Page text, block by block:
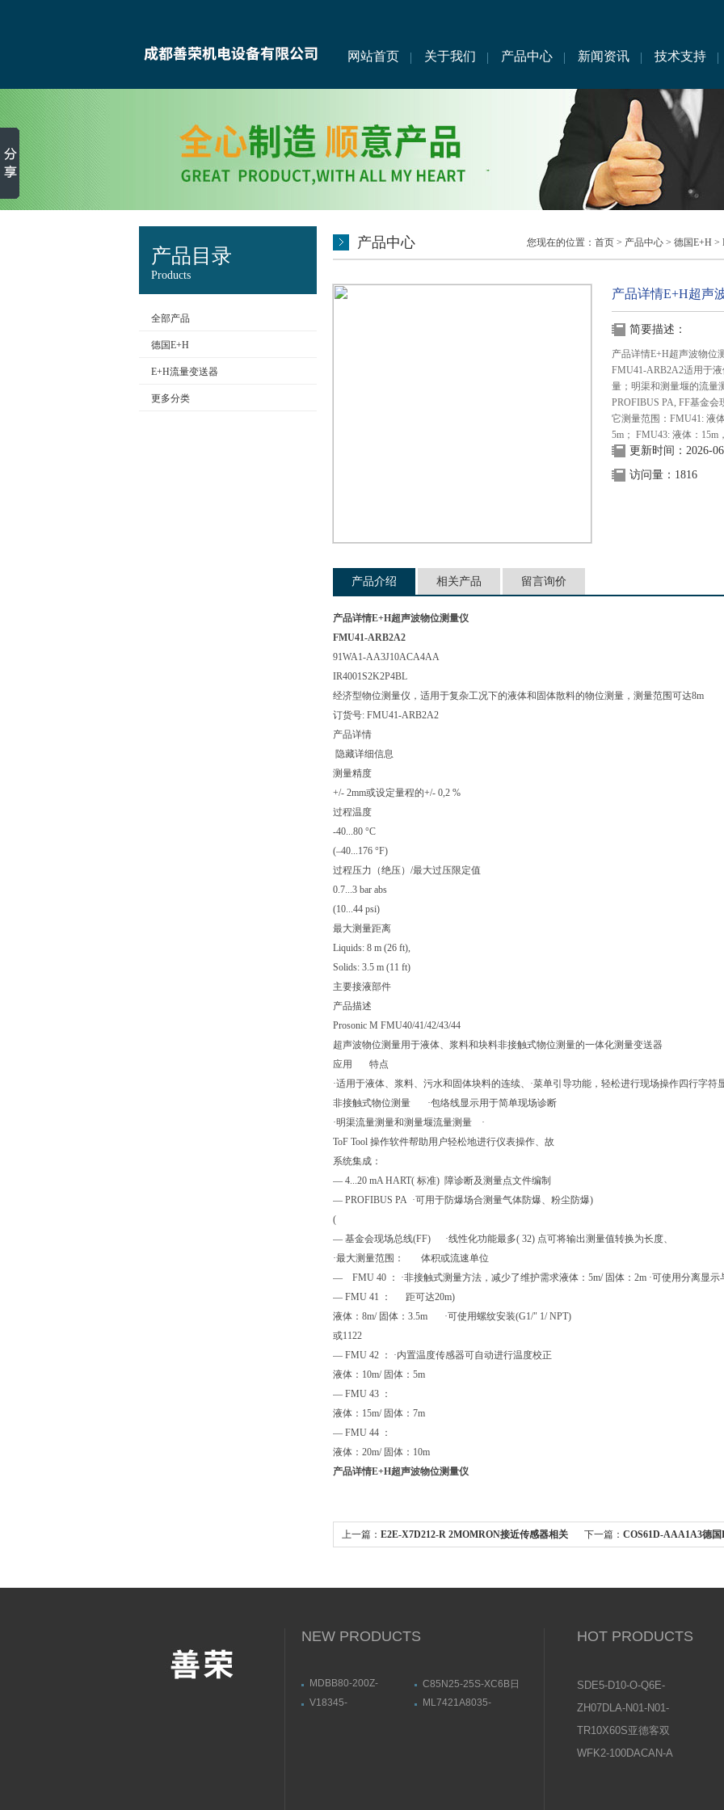
网站首页 关于我们 产品中心 新闻资讯 技术支持
产品目录
Products
全部产品
德国E+H
E+H流量变送器
更多分类
产品中心 您现在的位置： 首页 > 产品中心 > 德国E+H >
产品详情E+H超声
简要描述：
产品详情E+H超声波物位
FMU41-ARB2A2适用于
量；明渠和测量堰的流量
PROFIBUS PA, FF基金
它测量范围：FMU41: 液
5m； FMU43: 液体：15m
更新时间：2026-
访问量：1816
产品介绍 相关产品 留言询价
产品详情E+H超声波物位测量仪
FMU41-ARB2A2
91WA1-AA3J10ACA4AA
IR4001S2K2P4BL
经济型物位测量仪，适用于复杂工况下的液体和固体散料的物位测量，测量范围可达8m
订货号: FMU41-ARB2A2
产品详情
隐藏详细信息
测量精度
+/- 2mm或设定量程的+/- 0,2 %
过程温度
-40...80 °C
(–40...176 °F)
过程压力（绝压）/最大过压限定值
0.7...3 bar abs
(10...44 psi)
最大测量距离
Liquids: 8 m (26 ft),
Solids: 3.5 m (11 ft)
主要接液部件
产品描述
Prosonic M FMU40/41/42/43/44
超声波物位测量用于液体、浆料和块料非接触式物位测量的一体化测量变送器
应用 特点
·适用于液体、浆料、污水和固体块料的连续、·菜单引导功能，轻松进行现场操作四行字符
非接触式物位测量 ·包络线显示用于简单现场诊断
·明渠流量测量和测量堰流量测量 ·
ToF Tool 操作软件帮助用户轻松地进行仪表操作、故
系统集成：
— 4...20 mA HART( 标准) 障诊断及测量点文件编制
— PROFIBUS PA ·可用于防爆场合测量气体防爆、粉尘防爆)
(
— 基金会现场总线(FF) ·线性化功能最多( 32) 点可将输出测量值转换为长度、
·最大测量范围： 体积或流速单位
— FMU 40 ： ·非接触式测量方法，减少了维护需求液体：5m/ 固体：2m ·可使用分离显
— FMU 41 ： 距可达20m)
液体：8m/ 固体：3.5m ·可使用螺纹安装(G1/" 1/ NPT)
或1122
— FMU 42 ： ·内置温度传感器可自动进行温度校正
液体：10m/ 固体：5m
— FMU 43 ：
液体：15m/ 固体：7m
— FMU 44 ：
液体：20m/ 固体：10m
产品详情E+H超声波物位测量仪
上一篇： E2E-X7D212-R 2MOMRON接近传感器相关 下一篇： COS61D-AAA1A3德
NEW PRODUCTS
MDBB80-200Z-
本SMC无杆气缸基本款
C85N25-25S-XC6B日
本SMC标准气缸设定安
V18345-
ML7421A8035-
HOT PRODUCTS
SDE5-D10-O-Q6E-
P-KFESTO费斯托压
ZH07DLA-N01-N01-
N01日本SMC真空发
TR10X60S亚德客双
轴气缸常见问题及原
WFK2-100DACAN-A